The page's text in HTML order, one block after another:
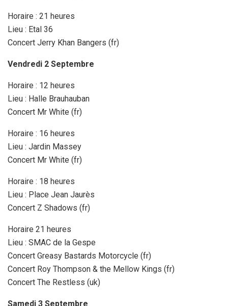
Horaire : 21 heures
Lieu : Etal 36
Concert Jerry Khan Bangers (fr)
Vendredi 2 Septembre
Horaire : 12 heures
Lieu : Halle Brauhauban
Concert Mr White (fr)
Horaire : 16 heures
Lieu : Jardin Massey
Concert Mr White (fr)
Horaire : 18 heures
Lieu : Place Jean Jaurès
Concert Z Shadows (fr)
Horaire 21 heures
Lieu : SMAC de la Gespe
Concert Greasy Bastards Motorcycle (fr)
Concert Roy Thompson & the Mellow Kings (fr)
Concert The Restless (uk)
Samedi 3 Septembre